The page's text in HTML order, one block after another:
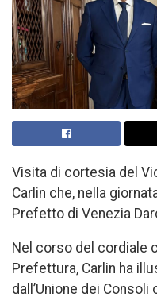
Visita di cortesia del
Carlin che, nella
Prefetto di Venezia
Nel corso del cordiale
Prefettura, Carlin ha
dall’Unione dei